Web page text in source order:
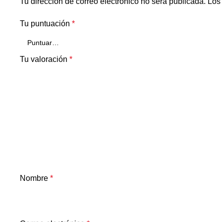
Tu puntuación *
Tu valoración *
Nombre *